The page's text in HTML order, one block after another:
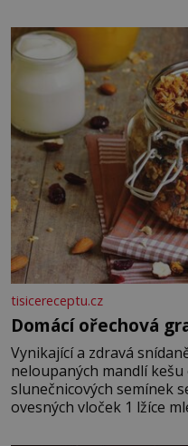
posypání Postup:
vyšlehejte s cukrem do
vmíchejte mascarpone,
tisicereceptu.cz
Domácí ořechová
Vynikající a zdravá snídaně je tu! Suroviny
neloupaných mandlí
slunečnicových semínek
ovesných vloček 1 lžíce